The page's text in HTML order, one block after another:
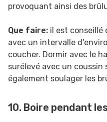
provoquant ainsi des
Que faire: il est conseillé
avec un intervalle
coucher. Dormir avec le
surélevé avec un coussin
également soulager les
10. Boire pendant